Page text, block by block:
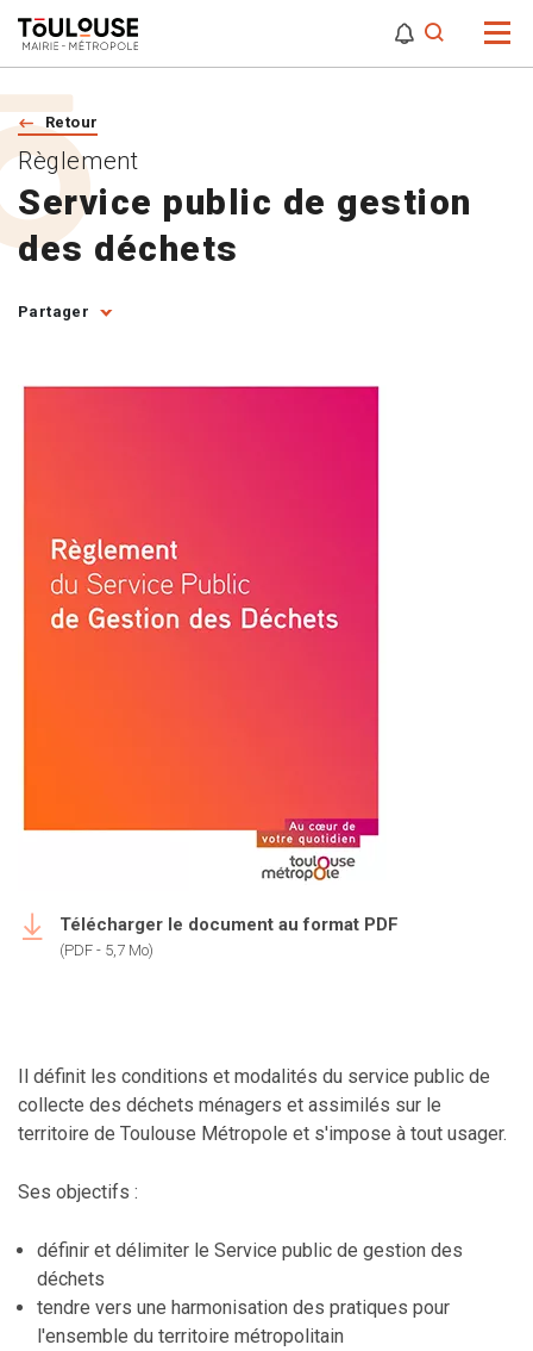
Retour
Service public de gestion
des déchets
Règlement
Partager
Télécharger le document au format PDF
(PDF - 5,7 Mo)
Il définit les conditions et modalités du service public de
collecte des déchets ménagers et assimilés sur le
territoire de Toulouse Métropole et s'impose à tout usager.
Ses objectifs :
définir et délimiter le Service public de gestion des
déchets
tendre vers une harmonisation des pratiques pour
l'ensemble du territoire métropolitain